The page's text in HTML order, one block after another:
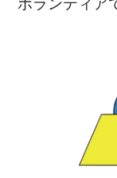
ボランティア